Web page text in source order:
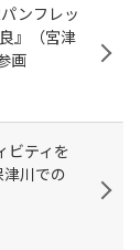
ンフレッ
』（宮津
画
ビティを
川での